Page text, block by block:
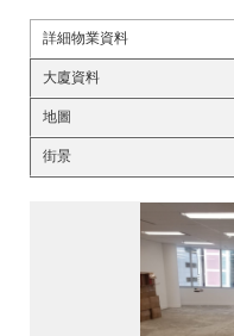
詳細物業資料
大廈資料
地圖
街景